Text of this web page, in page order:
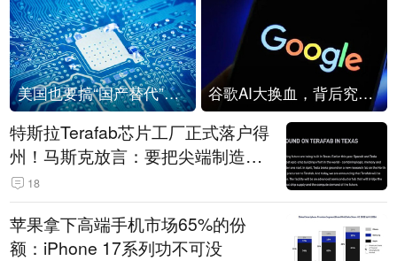
美国也要搞“国产替代”？先算清三笔账 谷歌AI大换血，背后究竟发生了什么？
特斯拉Terafab芯片工厂正式落户得
州！马斯克放言：要把尖端制造带
回美国
18
苹果拿下高端手机市场65%的份
额：iPhone 17系列功不可没